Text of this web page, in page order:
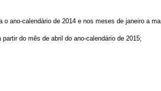
o ano-calendário de 2014 e nos meses de janeiro a
do mês de abril do ano-calendário de 2015;